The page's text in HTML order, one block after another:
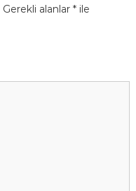
Gerekli alanlar *ile